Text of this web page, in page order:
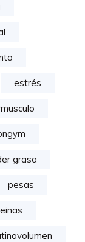
estrés
grasa
pesas